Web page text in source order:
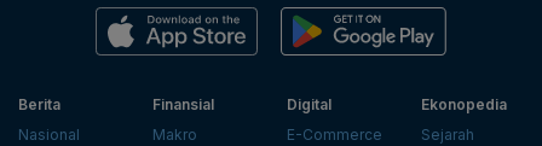
Berita
Nasional
Finansial
Makro
Digital
E-Commerce
Ekonopedia
Sejarah